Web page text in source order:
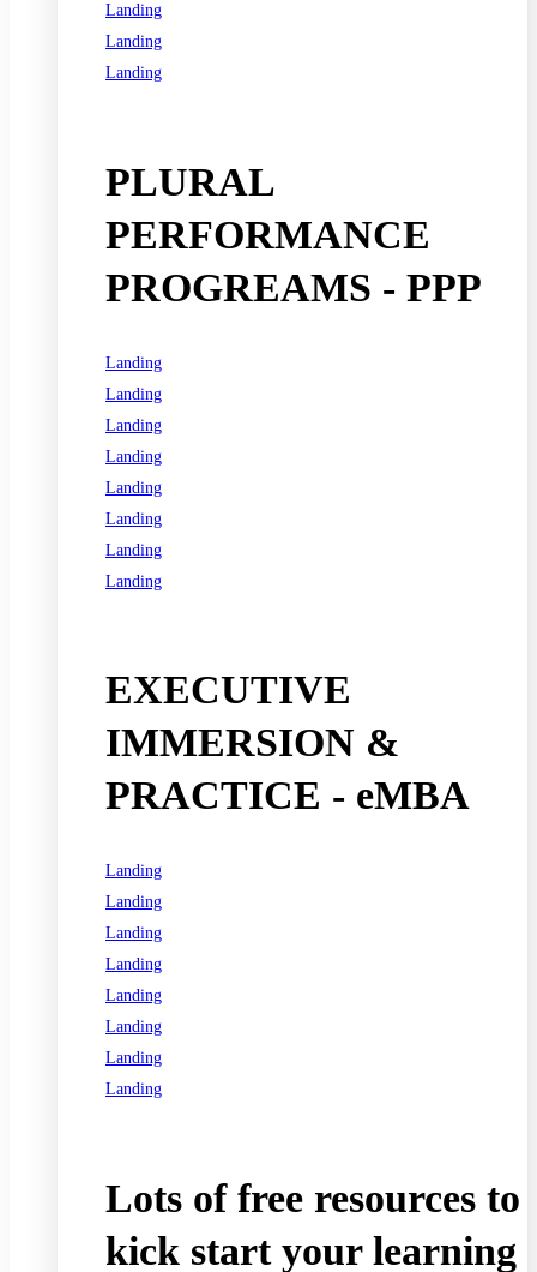
Landing
Landing
Landing
PLURAL
PERFORMANCE
PROGREAMS - PPP
Landing
Landing
Landing
Landing
Landing
Landing
Landing
Landing
EXECUTIVE
IMMERSION &
PRACTICE - eMBA
Landing
Landing
Landing
Landing
Landing
Landing
Landing
Landing
Lots of free resources to
kick start your learning